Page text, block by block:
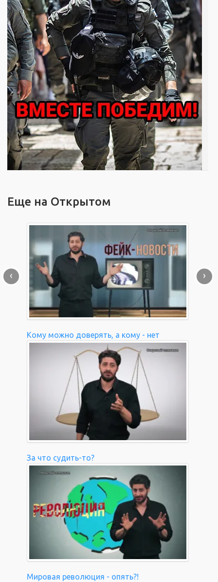
Еще на Открытом
Кому можно доверять, а кому - нет
За что судить-то?
Мировая революция - опять?!
‹ ›